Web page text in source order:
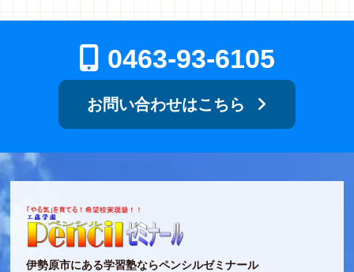
0463-93-6105
お問い合わせはこちら
伊勢原市にある学習塾ならペンシルゼミナール